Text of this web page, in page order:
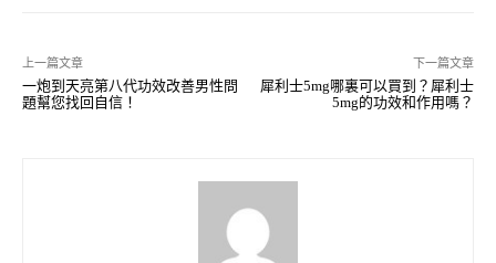
上一篇文章
一炮到天亮第八代功效改善男性問
題幫您找回自信！
下一篇文章
犀利士5mg哪裏可以買到？犀利士
5mg的功效和作用嗎？